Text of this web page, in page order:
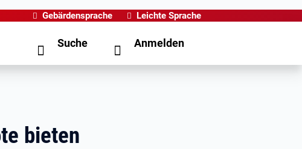
Gebärdensprache Leichte Sprache
Suche Anmelden
bieten